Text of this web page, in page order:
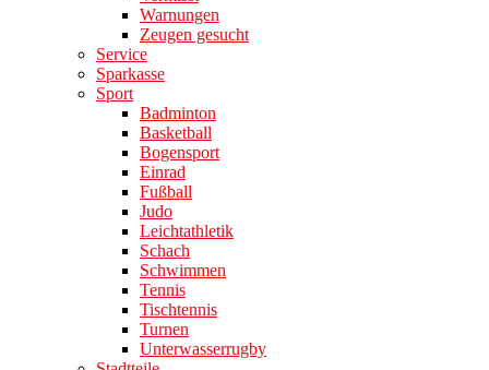
Warnungen
Zeugen gesucht
Service
Sparkasse
Sport
Badminton
Basketball
Bogensport
Einrad
Fußball
Judo
Leichtathletik
Schach
Schwimmen
Tennis
Tischtennis
Turnen
Unterwasserrugby